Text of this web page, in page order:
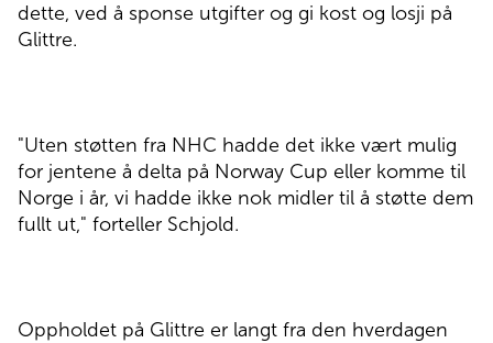
dette, ved å sponse utgifter og gi kost og losji på
Glittre.
"Uten støtten fra NHC hadde det ikke vært mulig
for jentene å delta på Norway Cup eller komme til
Norge i år, vi hadde ikke nok midler til å støtte dem
fullt ut," forteller Schjold.
Oppholdet på Glittre er langt fra den hverdagen